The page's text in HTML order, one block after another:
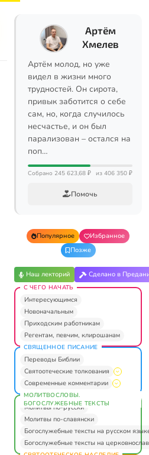
Артём
Хмелев
Артём молод, но уже
видел в жизни много
трудностей. Он сирота,
привык заботится о себе
сам, но, когда случилось
несчастье, и он был
парализован – остался на
поп…
Собрано 245 623,68 ₽ из 406 350 ₽
Помочь
Популярное
Избранное
Позже
Наш лекторий Сделано в
С ЧЕГО НАЧАТЬ
Интересующимся
Новоначальным
Приходским работникам
Регентам, певчим, клирошанам
СВЯЩЕННОЕ ПИСАНИЕ
Переводы Библии
Святоотеческие толкования
Современные комментарии
МОЛИТВОСЛОВЫ.
БОГОСЛУЖЕБНЫЕ ТЕКСТЫ
Молитвы по-русски
Молитвы по-славянски
Богослужебные тексты на русском
Богослужебные тексты на